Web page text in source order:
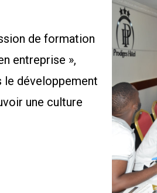
de formation
entreprise »,
le développement
une culture